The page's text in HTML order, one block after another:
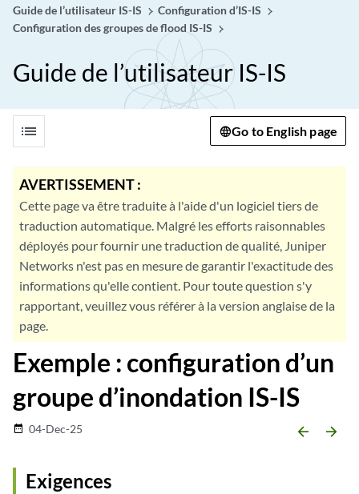
Guide de l’utilisateur IS-IS
Configuration d’IS-IS
Configuration des groupes de flood IS-IS
Guide de l’utilisateur IS-IS
list Go to English page
AVERTISSEMENT :
Cette page va être traduite à l'aide d'un logiciel tiers de
traduction automatique. Malgré les efforts raisonnables
déployés pour fournir une traduction de qualité, Juniper
Networks n'est pas en mesure de garantir l'exactitude des
informations qu'elle contient. Pour toute question s'y
rapportant, veuillez vous référer à la version anglaise de la
page.
Exemple : configuration d’un
groupe d’inondation IS-IS
date_range 04-Dec-25 arrow_backward arrow_forward
Exigences